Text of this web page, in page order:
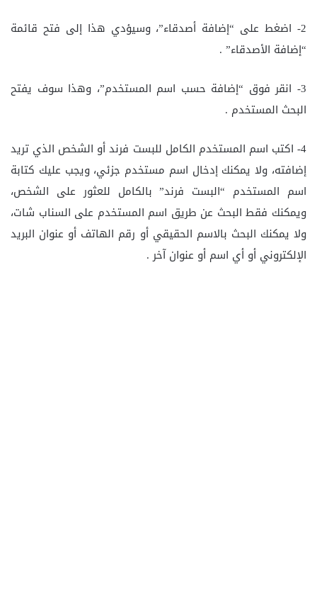
2- اضغط على “إضافة أصدقاء”، وسيؤدي هذا إلى فتح قائمة
“إضافة الأصدقاء” .
3- انقر فوق “إضافة حسب اسم المستخدم”، وهذا سوف يفتح
البحث المستخدم .
4- اكتب اسم المستخدم الكامل للبست فرند أو الشخص الذي تريد
إضافته، ولا يمكنك إدخال اسم مستخدم جزئي، ويجب عليك كتابة
اسم المستخدم “البست فرند” بالكامل للعثور على الشخص،
ويمكنك فقط البحث عن طريق اسم المستخدم على السناب شات،
ولا يمكنك البحث بالاسم الحقيقي أو رقم الهاتف أو عنوان البريد
الإلكتروني أو أي اسم أو عنوان آخر .